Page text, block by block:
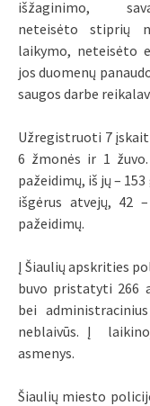
išžaginimo,
neteisėto stiprių
laikymo, neteisėto
jos duomenų
saugos darbe
Užregistruoti 7
6 žmonės ir 1
pažeidimų, iš jų –
išgėrus atvejų, 42
pažeidimų.
Į Šiaulių apskrities
buvo pristatyti 266
bei
neblaivūs. Į
asmenys.
Šiaulių miesto